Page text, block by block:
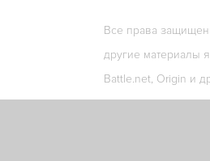
Все права
другие материалы
Battle.net, Origin и